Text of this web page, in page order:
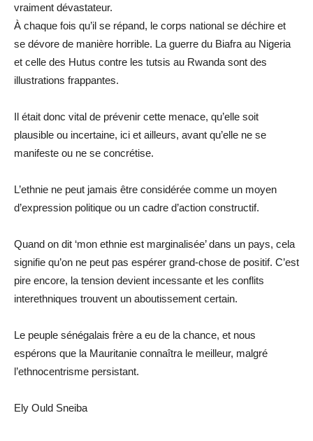
vraiment dévastateur.
À chaque fois qu’il se répand, le corps national se déchire et
se dévore de manière horrible. La guerre du Biafra au Nigeria
et celle des Hutus contre les tutsis au Rwanda sont des
illustrations frappantes.
Il était donc vital de prévenir cette menace, qu’elle soit
plausible ou incertaine, ici et ailleurs, avant qu’elle ne se
manifeste ou ne se concrétise.
L’ethnie ne peut jamais être considérée comme un moyen
d’expression politique ou un cadre d’action constructif.
Quand on dit ‘mon ethnie est marginalisée’ dans un pays, cela
signifie qu’on ne peut pas espérer grand-chose de positif. C’est
pire encore, la tension devient incessante et les conflits
interethniques trouvent un aboutissement certain.
Le peuple sénégalais frère a eu de la chance, et nous
espérons que la Mauritanie connaîtra le meilleur, malgré
l’ethnocentrisme persistant.
Ely Ould Sneiba